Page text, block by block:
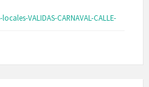
VALIDAS-CARNAVAL-CALLE-